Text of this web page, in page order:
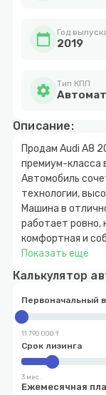
calendar_today Год
2019
settings Тип КПП
Автомат
Описание:
Продам Audi A8
премиум-класса
Автомобиль
технологии,
Машина в
работает ровно,
комфортная и
критичных
Большие
автомобиль не
эксплуатации.
Автомобиль
Trade-in для
* Вы можете
понравившийся
Показать ещё
Калькулятор
Первоначальный
11 790 000 ₸
Срок лизинга
3 мес.
Ежемесячная